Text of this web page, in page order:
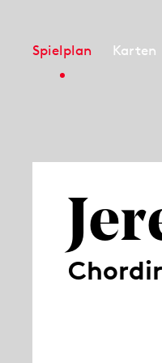
Spielplan Karten